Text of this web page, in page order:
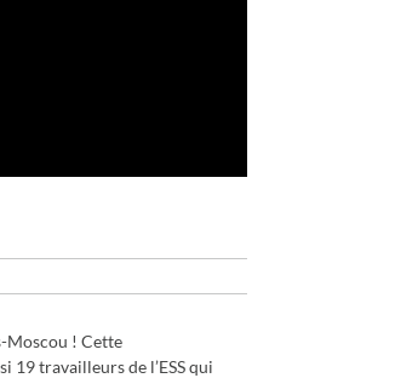
Moscou ! Cette
19 travailleurs de l’ESS qui